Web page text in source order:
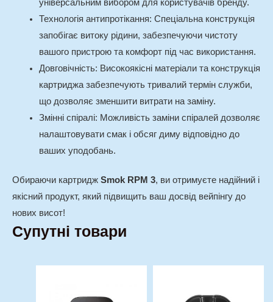
універсальним вибором для користувачів бренду.
Технологія антипротікання: Спеціальна конструкція
запобігає витоку рідини, забезпечуючи чистоту
вашого пристрою та комфорт під час використання.
Довговічність: Високоякісні матеріали та конструкція
картриджа забезпечують тривалий термін служби,
що дозволяє зменшити витрати на заміну.
Змінні спіралі: Можливість заміни спіралей дозволяє
налаштовувати смак і обсяг диму відповідно до
ваших уподобань.
Обираючи картридж Smok RPM 3, ви отримуєте надійний і
якісний продукт, який підвищить ваш досвід вейпінгу до
нових висот!
Супутні товари